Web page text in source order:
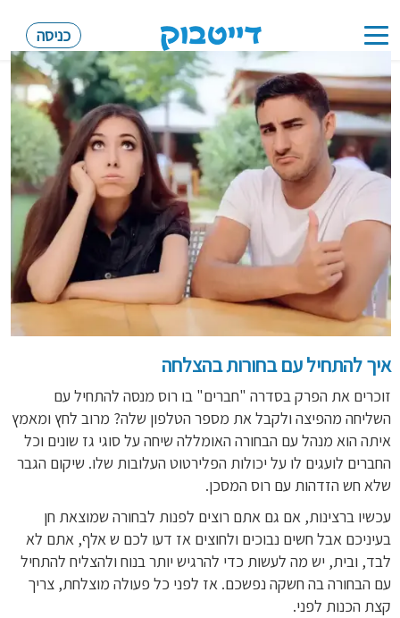
Toggle
כניסה
איך להתחיל עם בחורות בהצלחה
זוכרים את הפרק בסדרה "חברים" בו רוס מנסה להתחיל עם
השליחה מהפיצה ולקבל את מספר הטלפון שלה? מרוב לחץ ומאמץ
איתה הוא מנהל עם הבחורה האומללה שיחה על סוגי גז שונים וכל
החברים לועגים לו על יכולות הפלירטוט העלובות שלו. שיקום הגבר
שלא חש הזדהות עם רוס המסכן.
עכשיו ברצינות, אם גם אתם רוצים לפנות לבחורה שמוצאת חן
בעיניכם אבל חשים נבוכים ולחוצים אז דעו לכם ש אלף, אתם לא
לבד, ובית, יש מה לעשות כדי להרגיש יותר בנוח ולהצליח להתחיל
עם הבחורה בה חשקה נפשכם. אז לפני כל פעולה מוצלחת, צריך
קצת הכנות לפני.